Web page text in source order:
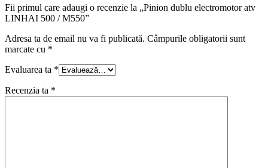
Fii primul care adaugi o recenzie la „Pinion dublu electromotor atv
LINHAI 500 / M550”
Adresa ta de email nu va fi publicată. Câmpurile obligatorii sunt
marcate cu *
Evaluarea ta *
Recenzia ta *